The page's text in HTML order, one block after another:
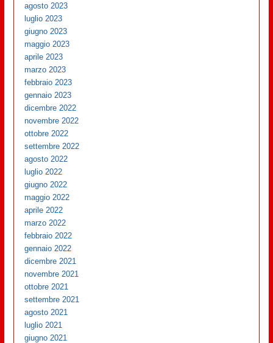
agosto 2023
luglio 2023
giugno 2023
maggio 2023
aprile 2023
marzo 2023
febbraio 2023
gennaio 2023
dicembre 2022
novembre 2022
ottobre 2022
settembre 2022
agosto 2022
luglio 2022
giugno 2022
maggio 2022
aprile 2022
marzo 2022
febbraio 2022
gennaio 2022
dicembre 2021
novembre 2021
ottobre 2021
settembre 2021
agosto 2021
luglio 2021
giugno 2021